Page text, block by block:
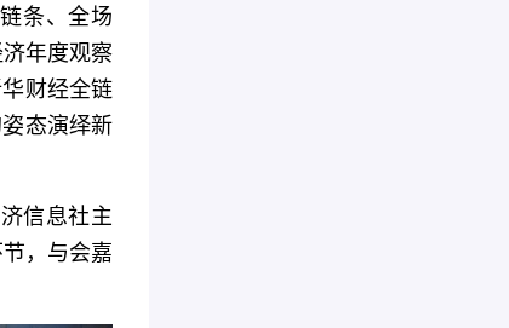
条、全场
年度观察
财经全链
态演绎新
信息社主
，与会嘉